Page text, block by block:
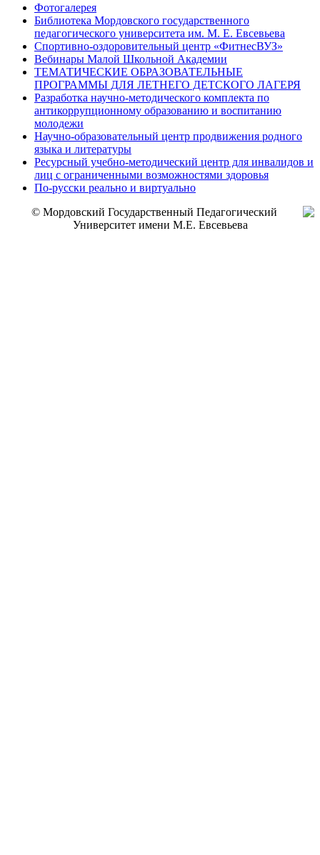
Фотогалерея
Библиотека Мордовского государственного
педагогического университета им. М. Е. Евсевьева
Спортивно-оздоровительный центр «ФитнесВУЗ»
Вебинары Малой Школьной Академии
ТЕМАТИЧЕСКИЕ ОБРАЗОВАТЕЛЬНЫЕ
ПРОГРАММЫ ДЛЯ ЛЕТНЕГО ДЕТСКОГО ЛАГЕРЯ
Разработка научно-методического комплекта по
антикоррупционному образованию и воспитанию
молодежи
Научно-образовательный центр продвижения родного
языка и литературы
Ресурсный учебно-методический центр для инвалидов и
лиц с ограниченными возможностями здоровья
По-русски реально и виртуально
© Мордовский Государственный Педагогический
Университет имени М.Е. Евсевьева